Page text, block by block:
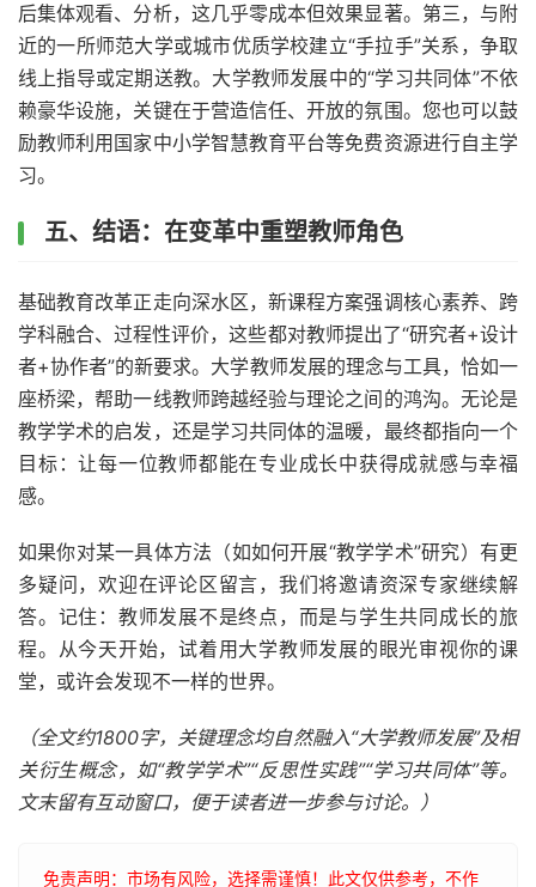
后集体观看、分析，这几乎零成本但效果显著。第三，与附
近的一所师范大学或城市优质学校建立“手拉手”关系，争取
线上指导或定期送教。大学教师发展中的“学习共同体”不依
赖豪华设施，关键在于营造信任、开放的氛围。您也可以鼓
励教师利用国家中小学智慧教育平台等免费资源进行自主学
习。
五、结语：在变革中重塑教师角色
基础教育改革正走向深水区，新课程方案强调核心素养、跨
学科融合、过程性评价，这些都对教师提出了“研究者+设计
者+协作者”的新要求。大学教师发展的理念与工具，恰如一
座桥梁，帮助一线教师跨越经验与理论之间的鸿沟。无论是
教学学术的启发，还是学习共同体的温暖，最终都指向一个
目标：让每一位教师都能在专业成长中获得成就感与幸福
感。
如果你对某一具体方法（如如何开展“教学学术”研究）有更
多疑问，欢迎在评论区留言，我们将邀请资深专家继续解
答。记住：教师发展不是终点，而是与学生共同成长的旅
程。从今天开始，试着用大学教师发展的眼光审视你的课
堂，或许会发现不一样的世界。
（全文约1800字，关键理念均自然融入“大学教师发展”及相
关衍生概念，如“教学学术”“反思性实践”“学习共同体”等。
文末留有互动窗口，便于读者进一步参与讨论。）
免责声明：市场有风险，选择需谨慎！此文仅供参考，不作